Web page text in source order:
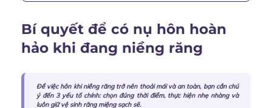
Bí quyết để có nụ hôn hoàn
hảo khi đang niềng răng
Để việc hôn khi niềng răng trở nên thoải mái và an toàn, bạn cần chú
ý đến 3 yếu tố chính: chọn đúng thời điểm, thực hiện nhẹ nhàng và
luôn giữ vệ sinh răng miệng sạch sẽ.